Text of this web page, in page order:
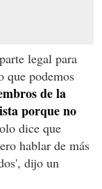
legal para
que podemos
de la
porque no
dice que
hablar de más
dijo un